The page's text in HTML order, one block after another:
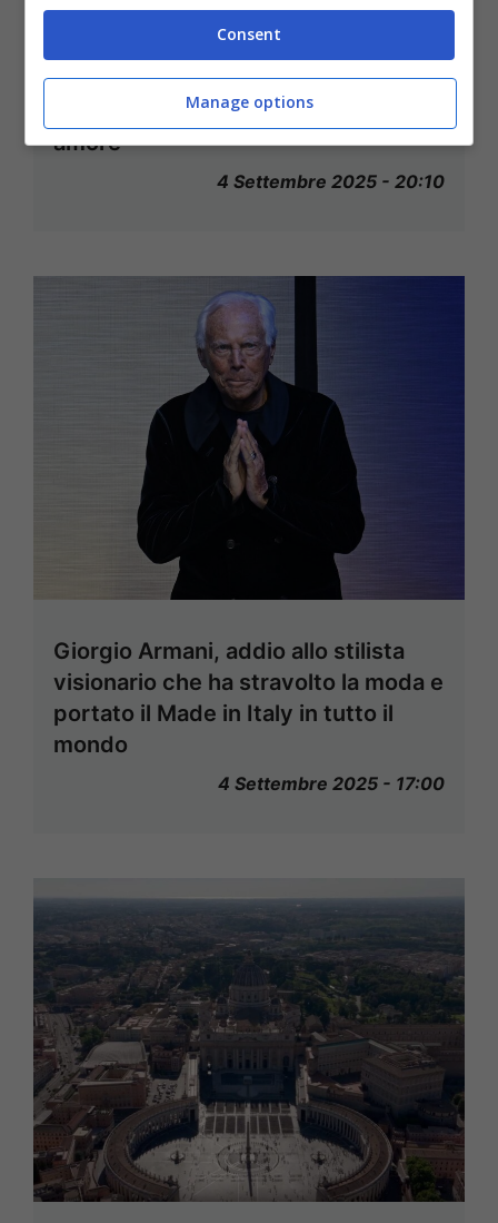
attori e i registi che si sono affidati
al genio italiano: “È stato il suo primo
amore”
4 Settembre 2025 - 20:10
Giorgio Armani, addio allo stilista
visionario che ha stravolto la moda e
portato il Made in Italy in tutto il
mondo
4 Settembre 2025 - 17:00
Consent
Manage options